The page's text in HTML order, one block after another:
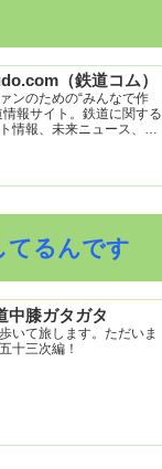
（鉄道コム）
ンのための“みんなで作
情報サイト。鉄道に関する
情報、未来ニュース、車
参加型ゲーム「駅つなゲ
てるんです
中膝ガタガタ
いて旅します。ただいま
十三次編！